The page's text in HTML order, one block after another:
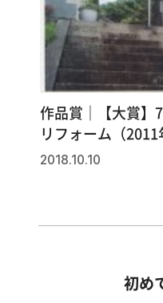
作品賞｜【大賞】
リフォーム（2011
2018.10.10
初め